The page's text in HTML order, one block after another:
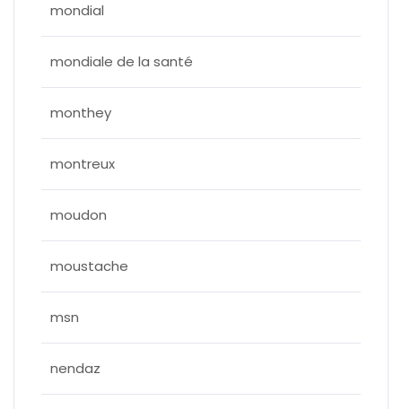
mondial
mondiale de la santé
monthey
montreux
moudon
moustache
msn
nendaz